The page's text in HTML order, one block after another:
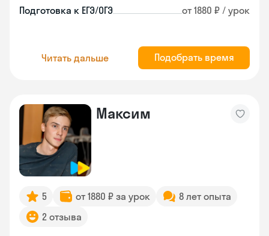
Подготовка к ЕГЭ/ОГЭ от 1880 ₽ / урок
Читать дальше Подобрать время
Максим
5 от 1880 ₽ за урок
8 лет опыта
2 отзыва